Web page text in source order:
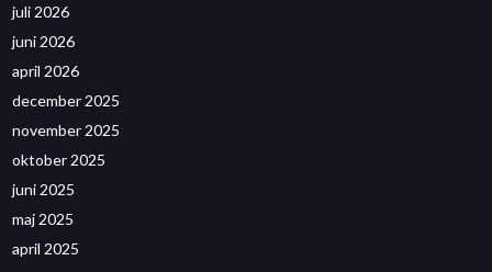
juli 2026
juni 2026
april 2026
december 2025
november 2025
oktober 2025
juni 2025
maj 2025
april 2025